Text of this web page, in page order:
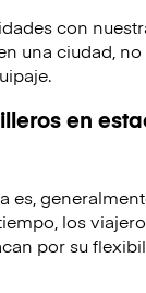
con
una ciudad,
en
los
por su